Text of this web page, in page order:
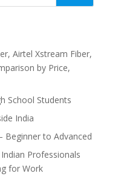
Airtel Xstream Fiber,
by Price,
School Students
India
Beginner to Advanced
Professionals
for Work